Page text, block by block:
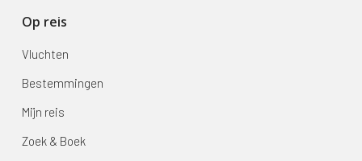
Op reis
Vluchten
Bestemmingen
Mijn reis
Zoek & Boek